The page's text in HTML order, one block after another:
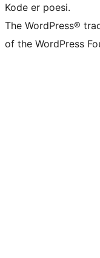
Kode er poesi.
The WordPress®
of the WordPress